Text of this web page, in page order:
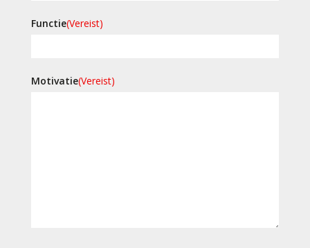
Functie(Vereist)
Motivatie(Vereist)